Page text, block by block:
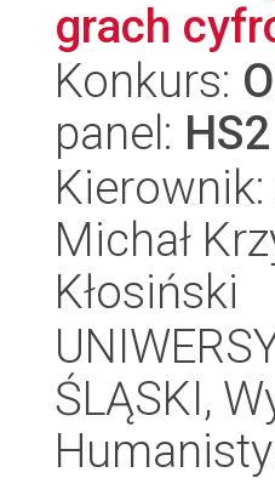
grach
Konkurs:
panel: HS2
Kierownik:
Michał
Kłosiński
ŚLĄSKI,